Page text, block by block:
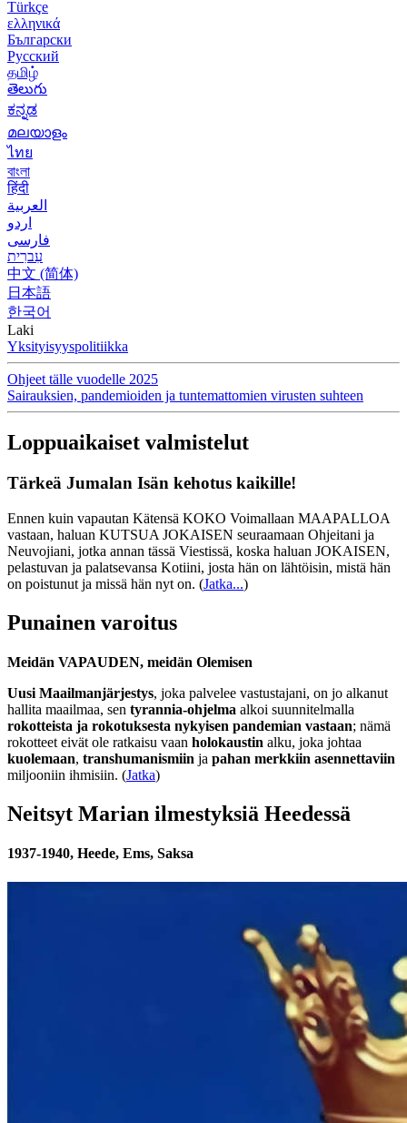
Türkçe
ελληνικά
Български
Русский
தமிழ்
తెలుగు
ಕನ್ನಡ
മലയാളം
ไทย
বাংলা
हिंदी
العربية
اردو
فارسی
עִברִית
中文 (简体)
日本語
한국어
Laki
Yksityisyyspolitiikka
Ohjeet tälle vuodelle 2025
Sairauksien, pandemioiden ja tuntemattomien virusten suhteen
Loppuaikaiset valmistelut
Tärkeä Jumalan Isän kehotus kaikille!
Ennen kuin vapautan Kätensä KOKO Voimallaan MAAPALLOA
vastaan, haluan KUTSUA JOKAISEN seuraamaan Ohjeitani ja
Neuvojiani, jotka annan tässä Viestissä, koska haluan JOKAISEN,
pelastuvan ja palatsevansa Kotiini, josta hän on lähtöisin, mistä hän
on poistunut ja missä hän nyt on. (Jatka...)
Punainen varoitus
Meidän VAPAUDEN, meidän Olemisen
Uusi Maailmanjärjestys, joka palvelee vastustajani, on jo alkanut
hallita maailmaa, sen tyrannia-ohjelma alkoi suunnitelmalla
rokotteista ja rokotuksesta nykyisen pandemian vastaan; nämä
rokotteet eivät ole ratkaisu vaan holokaustin alku, joka johtaa
kuolemaan, transhumanismiin ja pahan merkkiin asennettaviin
miljooniin ihmisiin. (Jatka)
Neitsyt Marian ilmestyksiä Heedessä
1937-1940, Heede, Ems, Saksa